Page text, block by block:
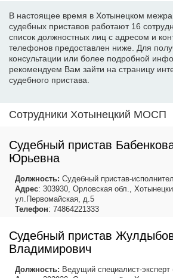
В настоящее время в Хотынецком
судебных приставов работают 16
список должностных лиц с адресом и
телефонов предоставлен ниже. Для
консультации или более подробной
рекомендуем Вам зайти на страницу
судебного пристава.
Сотрудники Хотынецкий МОСП
Судебный пристав
Юрьевна
Должность: Судебный пристав-
Адрес: 303930, Орловская обл.,
ул.Первомайская, д.5
Телефон: 74864221333
Судебный пристав
Владимирович
Должность: Ведущий специалист-эксперт